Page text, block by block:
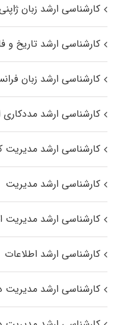
کارشناسی ارشد زبان
کارشناسی ارشد تاریخ و
کارشناسی ارشد زبان
کارشناسی ارشد مددکاری
کارشناسی ارشد
کارشناسی ارشد مدیریت
کارشناسی ارشد مدیریت
کارشناسی ارشد اطلاعات
کارشناسی ارشد مدیریت